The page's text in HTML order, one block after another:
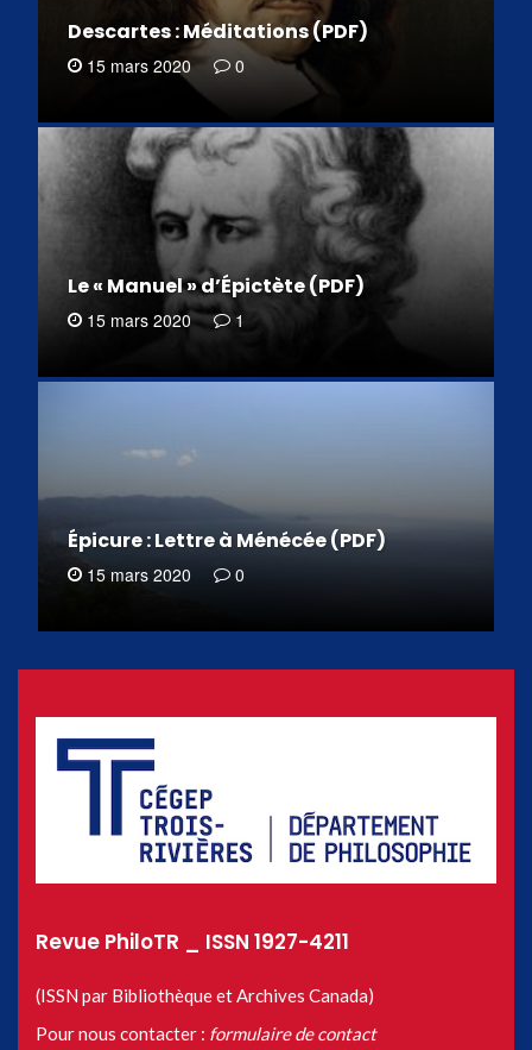
Descartes : Méditations (PDF)
15 mars 2020 0
Le « Manuel » d’Épictète (PDF)
15 mars 2020 1
Épicure : Lettre à Ménécée (PDF)
15 mars 2020 0
Revue PhiloTR _ ISSN 1927-4211
(ISSN par Bibliothèque et Archives Canada)
Pour nous contacter : formulaire de contact